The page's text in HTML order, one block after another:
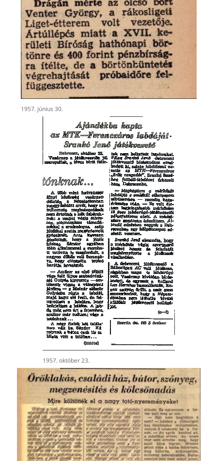
1957. június 30.
1957. október 23.